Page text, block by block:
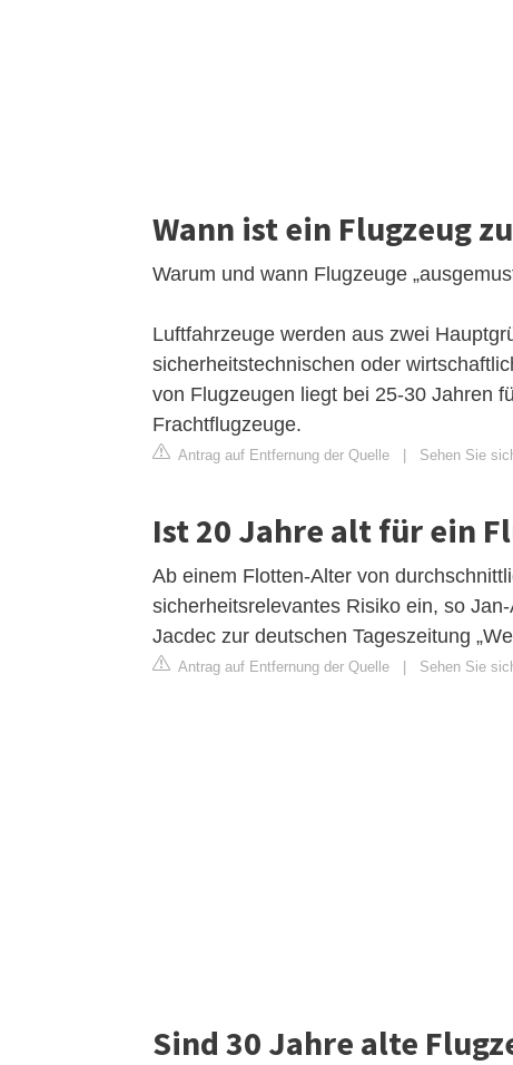
Wann ist ein Flugzeug
Warum und wann Flugzeuge
Luftfahrzeuge werden aus zwei
sicherheitstechnischen oder
von Flugzeugen liegt bei 25-30 Jahren
Frachtflugzeuge.
Antrag auf Entfernung der Quelle Sehen Sie
Ist 20 Jahre alt für ein
Ab einem Flotten-Alter von
sicherheitsrelevantes Risiko ein, so
Jacdec zur deutschen Tageszeitung
Antrag auf Entfernung der Quelle Sehen Sie
Sind 30 Jahre alte